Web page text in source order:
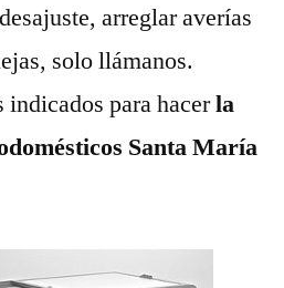
arreglar averías
solo llámanos.
para hacerla
Santa María